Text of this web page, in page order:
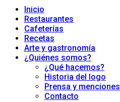
Inicio
Restaurantes
Cafeterías
Recetas
Arte y gastronomía
¿Quiénes somos?
¿Qué hacemos?
Historia del logo
Prensa y menciones
Contacto